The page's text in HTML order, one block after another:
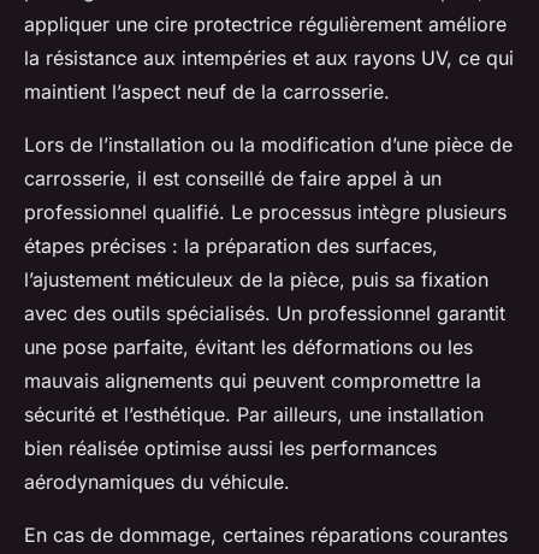
appliquer une cire protectrice régulièrement améliore
la résistance aux intempéries et aux rayons UV, ce qui
maintient l’aspect neuf de la carrosserie.
Lors de l’installation ou la modification d’une pièce de
carrosserie, il est conseillé de faire appel à un
professionnel qualifié. Le processus intègre plusieurs
étapes précises : la préparation des surfaces,
l’ajustement méticuleux de la pièce, puis sa fixation
avec des outils spécialisés. Un professionnel garantit
une pose parfaite, évitant les déformations ou les
mauvais alignements qui peuvent compromettre la
sécurité et l’esthétique. Par ailleurs, une installation
bien réalisée optimise aussi les performances
aérodynamiques du véhicule.
En cas de dommage, certaines réparations courantes